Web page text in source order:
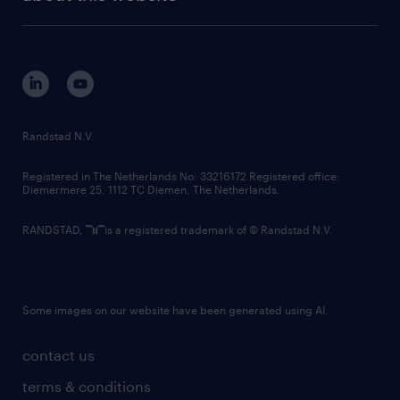
corporate governance
randstad innovation fund
country websites
contact us
terms & conditions
Randstad N.V.
Registered in The Netherlands No: 33216172 Registered office:
Diemermere 25, 1112 TC Diemen, The Netherlands.
RANDSTAD, is a registered trademark of © Randstad N.V.
Some images on our website have been generated using AI.